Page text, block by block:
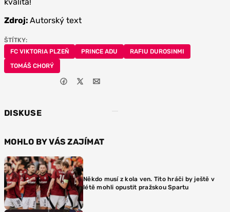
Zdroj: Autorský text
ŠTÍTKY:
FC VIKTORIA PLZEŇ
PRINCE ADU
RAFIU DUROSINMI
TOMÁŠ CHORÝ
DISKUSE
MOHLO BY VÁS ZAJÍMAT
Někdo musí z kola ven. Tito hráči by ještě v
létě mohli opustit pražskou Spartu